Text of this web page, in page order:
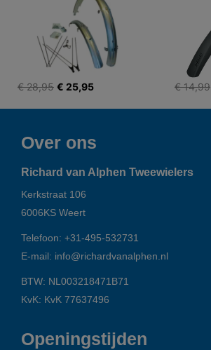
€ 28,95 € 25,95 € 14,99
Over ons
Richard van Alphen Tweewielers
Kerkstraat 106
6006KS Weert
Telefoon: +31-495-532731
E-mail: info@richardvanalphen.nl
BTW: NL003218471B71
KvK: KvK 77637496
Openingstijden